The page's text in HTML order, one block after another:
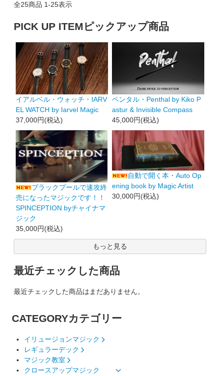
全25商品 1-25表示
PICK UP ITEM ピックアップ商品
イアルベル・ウォッチ・IARV
EL WATCH by Iarvel Magic
37,000円(税込)
ペンタル・Penthal by Kiko P
astur & Invisible Compass
45,000円(税込)
ブラックプールで速攻終
売になったマジックです！！
SPINCEPTION byチャイナマ
ジック
35,000円(税込)
自動で開く本・Auto Op
ening book by Magic Artist
30,000円(税込)
もっと見る
最近チェックした商品
最近チェックした商品はまだありません。
CATEGORYカテゴリー
イリュージョンマジック
レギュラーデック
マジック教室
クロースアップマジック